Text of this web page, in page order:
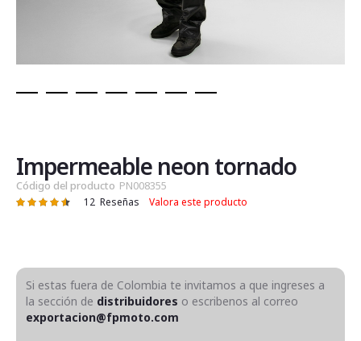
de
la
galería
de
Impermeable neon tornado
Código del producto PN008355
Valoración: 12 Reseñas Valora este producto
Si estas fuera de Colombia te invitamos a que ingreses a
la sección de distribuidores o escribenos al correo
exportacion@fpmoto.com